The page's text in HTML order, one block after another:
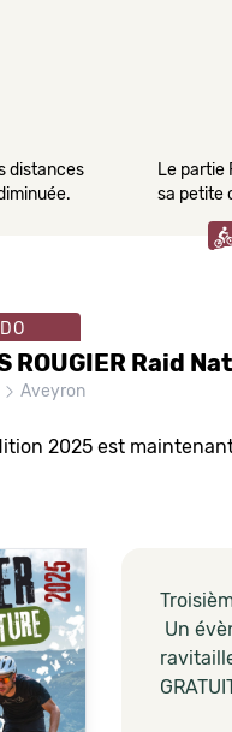
distances
Le partie
sa petite
ROUGIER Raid
Aveyron
2025 est
Un